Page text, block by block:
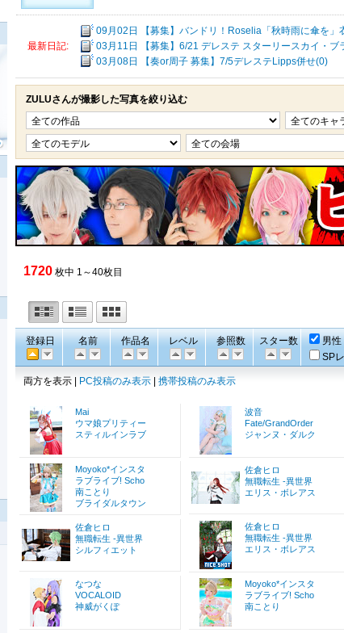
最新日記:
09月02日 【募集】バンドリ！Roselia「秋時雨に傘を」
03月11日 【募集】6/21 デレステ スターリースカイ・ブ
03月08日 【奏or周子 募集】7/5デレステLipps併せ(0)
ZULUさんが撮影した写真を絞り込む
1720 枚中 1～40枚目
登録日 名前 作品名 レベル 参照数 スター数 男性
SP
両方を表示 | PC投稿のみ表示 携帯投稿のみ表示
Mai
ウマ娘プリティー
スティルインラブ
波音
Fate/GrandOrder
ジャンヌ・ダルク
Moyoko*インスタ
ラブライブ! Scho
南ことり
ブライダルタウン
佐倉ヒロ
無職転生 -異世界
エリス・ボレアス
佐倉ヒロ
無職転生 -異世界
シルフィエット
佐倉ヒロ
無職転生 -異世界
エリス・ボレアス
なつな
VOCALOID
神威がくぽ
Moyoko*インスタ
ラブライブ! Scho
南ことり